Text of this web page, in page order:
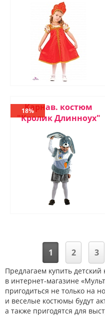
Карнав. костюм
"Кролик Длинноух"
18%
1 2 3
Предлагаем купить
в интернет-магазине
пригодиться не только на
и веселые костюмы будут
а также пригодятся для